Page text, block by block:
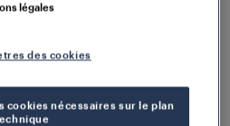
légales
des cookies
cookies nécessaires sur le plan